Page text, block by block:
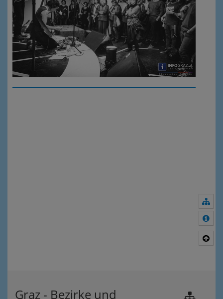
Graz - Bezirke und